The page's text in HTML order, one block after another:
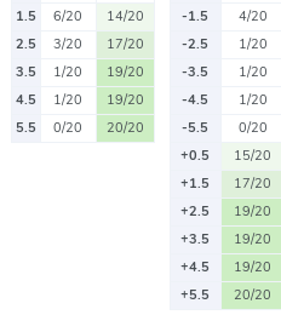
1.5
6/20
14/20
2.5
3/20
17/20
3.5
1/20
19/20
4.5
1/20
19/20
5.5
0/20 20/20
-1.5
4/20
-2.5
1/20
-3.5
1/20
-4.5
1/20
-5.5
0/20
+0.5
15/20
+1.5
17/20
+2.5
19/20
+3.5
19/20
+4.5
19/20
+5.5
20/20